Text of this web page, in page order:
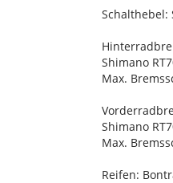
Schalthebel:
Shimano
Max.
Shimano
Max.
Reifen: